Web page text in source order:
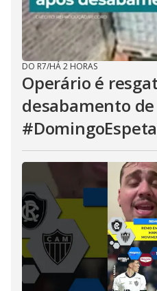
DO R7/HÁ 2 HORAS
Operário é
desabamento